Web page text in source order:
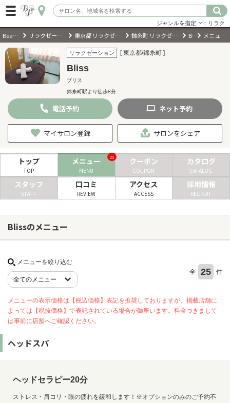
ログイン
会員登録
キーワード検索
ジャンルを選択
キーワードで検索
ヘアサロン
ネイルサロン
まつげサロン
エステサロン
美容クリニック
ヘアカタログ
ネイルカタログ
ジャンルを指定 ：リラク
BeautyPark リラクゼーションサロン 東京都 リラクゼーションサロン 錦糸町 リラクゼーションサロン Bliss メニュー・料金
リラクゼーション [ 東京都/錦糸町 ]
Bliss
ブリス
錦糸町駅より徒歩8分
電話予約 ネット予約
マイサロン登録 サロンをシェア
トップ
TOP
メニュー
MENU
25 クーポン
COUPON
カタログ
CATALOG
スタッフ
STAFF
口コミ
REVIEW
アクセス
ACCESS
採用情報
RECRUIT
Blissのメニュー
メニューを絞り込む
全
25 件
メニューの表示価格は【税込価格】表記を推奨しておりますが、掲載店舗に
よっては【税抜価格】で表記されている場合が御座います。料金つきまして
は事前に店舗へご確認ください。
ヘッドスパ
ヘッドセラピー20分
ストレス・肩コリ・眼の疲れを緩和します！※オプションのみのご予約不